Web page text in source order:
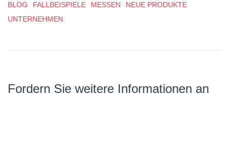
BLOG FALLBEISPIELE MESSEN
NEUE PRODUKTE
UNTERNEHMEN
Fordern Sie weitere Informationen an